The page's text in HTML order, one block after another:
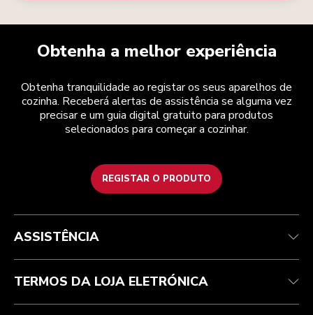
Obtenha a melhor experiência
Obtenha tranquilidade ao registar os seus aparelhos de
cozinha. Receberá alertas de assistência se alguma vez
precisar e um guia digital gratuito para produtos
selecionados para começar a cozinhar.
REGISTAR O PRODUTO
Health Check
Atendimento ao cliente
Acompanhar a sua encomenda
Garantia e documentos
Perguntas frequentes
Termos e condições
Envio e entrega
Devoluções e reembolsos
Marca
ODR
A marca
A nossa história
ASSISTÊNCIA
TERMOS DA LOJA ELETRÓNICA